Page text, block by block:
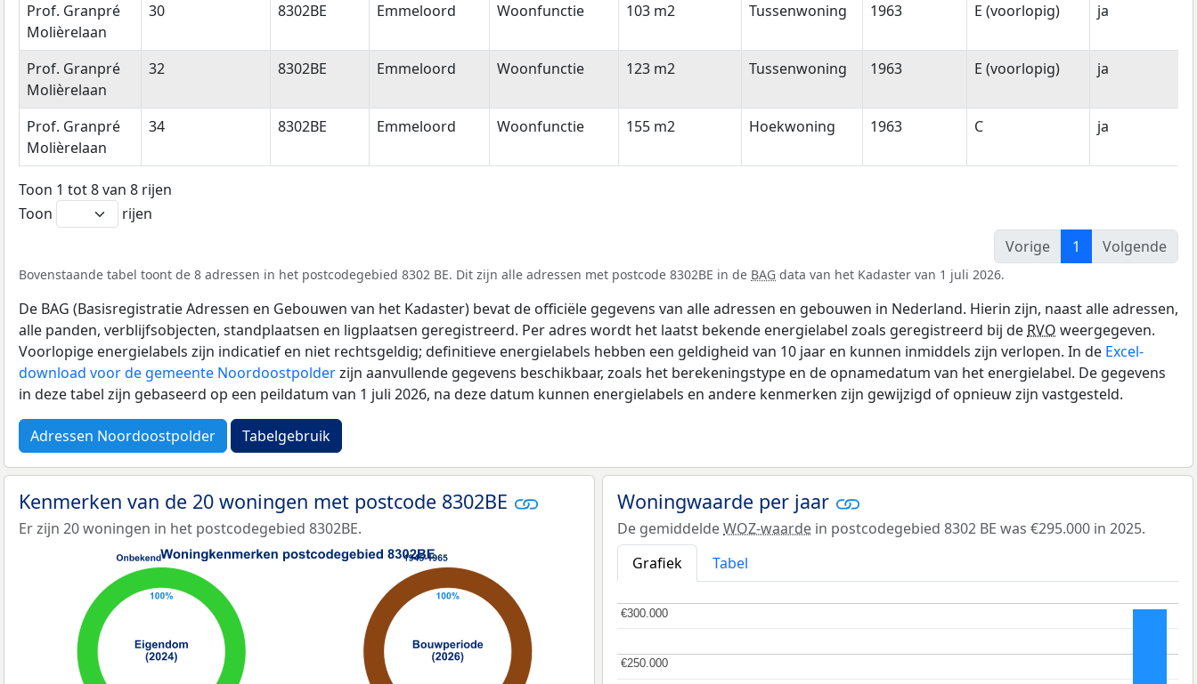
Prof. Granpré
Molièrelaan
30 8302BE Emmeloord Woonfunctie 103 m2 Tussenwoning 1963 E (voorlopig) ja
Prof. Granpré
Molièrelaan
32 8302BE Emmeloord Woonfunctie 123 m2 Tussenwoning 1963 E (voorlopig) ja
Prof. Granpré
Molièrelaan
34 8302BE Emmeloord Woonfunctie 155 m2 Hoekwoning 1963 C ja
Toon 1 tot 8 van 8 rijen
Toon
rijen
Vorige
1 Volgende
Bovenstaande tabel toont de 8 adressen in het postcodegebied 8302 BE. Dit zijn alle adressen met postcode 8302BE in de BAG data van het Kadaster van 1 juli 2026.
De BAG (Basisregistratie Adressen en Gebouwen van het Kadaster) bevat de officiële gegevens van alle adressen en gebouwen in Nederland. Hierin zijn, naast alle adressen,
alle panden, verblijfsobjecten, standplaatsen en ligplaatsen geregistreerd. Per adres wordt het laatst bekende energielabel zoals geregistreerd bij de RVO weergegeven.
Voorlopige energielabels zijn indicatief en niet rechtsgeldig; definitieve energielabels hebben een geldigheid van 10 jaar en kunnen inmiddels zijn verlopen. In de Excel-
download voor de gemeente Noordoostpolderzijn aanvullende gegevens beschikbaar, zoals het berekeningstype en de opnamedatum van het energielabel. De gegevens
in deze tabel zijn gebaseerd op een peildatum van 1 juli 2026, na deze datum kunnen energielabels en andere kenmerken zijn gewijzigd of opnieuw zijn vastgesteld.
Adressen Noordoostpolder Tabelgebruik
Kenmerken van de 20 woningen met postcode 8302BE
Er zijn 20 woningen in het postcodegebied 8302BE.
Woningwaarde per jaar
De gemiddeldeWOZ-waarde in postcodegebied 8302 BE was €295.000 in 2025.
Grafiek
Tabel
€250.000
€250.000
€300.000
€300.000